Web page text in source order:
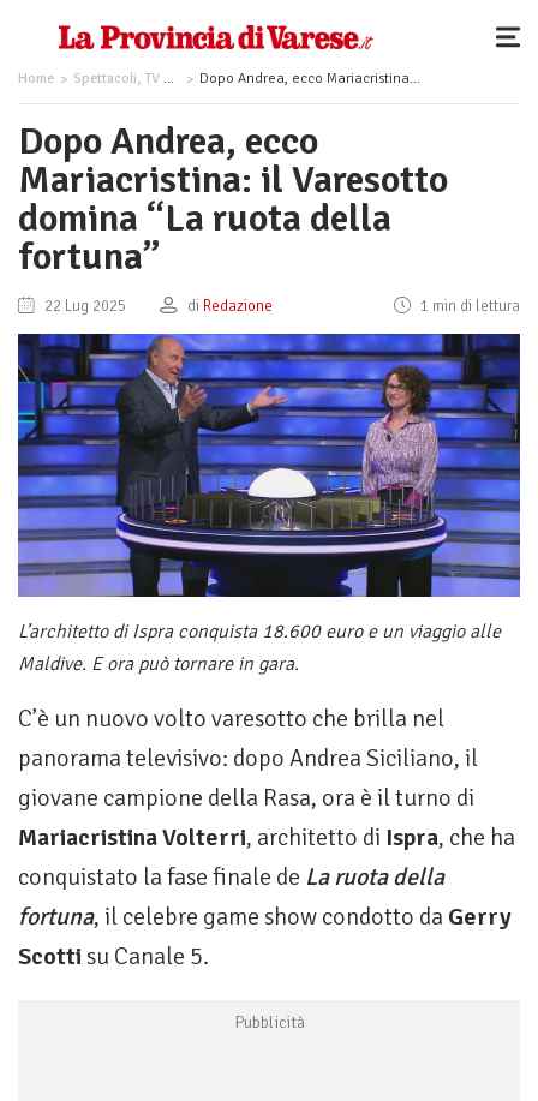
Home Spettacoli, TV e Musica Dopo Andrea, ecco Mariacristina: il Varesotto domina “La ruota della fortuna”
Dopo Andrea, ecco
Mariacristina: il Varesotto
domina “La ruota della
fortuna”
22 Lug 2025 di Redazione 1 min di lettura
L’architetto di Ispra conquista 18.600 euro e un viaggio alle
Maldive. E ora può tornare in gara.
C’è un nuovo volto varesotto che brilla nel
panorama televisivo: dopo Andrea Siciliano, il
giovane campione della Rasa, ora è il turno di
Mariacristina Volterri, architetto di Ispra, che ha
conquistato la fase finale de La ruota della
fortuna, il celebre game show condotto da Gerry
Scotti su Canale 5.